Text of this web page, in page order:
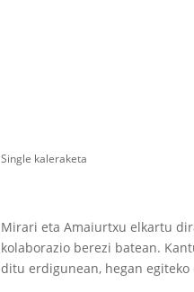
Single kaleraketa
Mirari eta Amaiurtxu elkartu
kolaborazio berezi batean.
ditu erdigunean, hegan